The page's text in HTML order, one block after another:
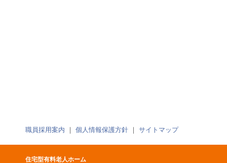
職員採用案内 ｜ 個人情報保護方針 ｜ サイトマップ
住宅型有料老人ホーム